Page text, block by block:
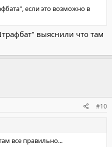
если это возможно в
выяснили что там
#10
все правильно...